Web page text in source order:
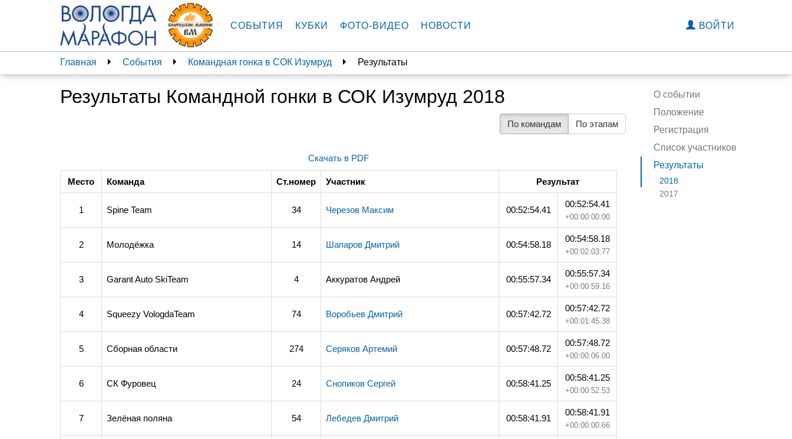
СОБЫТИЯ КУБКИ ФОТО-ВИДЕО НОВОСТИ ВОЙТИ
Главная События Командная гонка в СОК Изумруд Результаты
О событии
Положение
Регистрация
Список участников
Результаты
2018
2017
Результаты Командной гонки в СОК Изумруд 2018
По командам По этапам
Скачать в PDF
Место Команда Ст.номер Участник Результат
1 Spine Team 34 Черезов Максим 00:52:54.41
00:52:54.41
+00:00:00.00
2 Молодёжка 14 Шапаров Дмитрий 00:54:58.18
00:54:58.18
+00:02:03.77
3 Garant Auto SkiTeam 4 Аккуратов Андрей 00:55:57.34
00:55:57.34
+00:00:59.16
4 Squeezy VologdaTeam 74 Воробьев Дмитрий 00:57:42.72
00:57:42.72
+00:01:45.38
5 Сборная области 274 Серяков Артемий 00:57:48.72
00:57:48.72
+00:00:06.00
6 СК Фуровец 24 Снопиков Сергей 00:58:41.25
00:58:41.25
+00:00:52.53
7 Зелёная поляна 54 Лебедев Дмитрий 00:58:41.91
00:58:41.91
+00:00:00.66